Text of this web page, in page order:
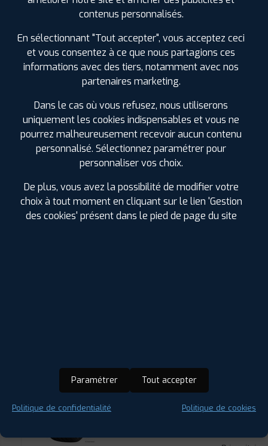
ⓘ C A B
100.90
FAIRE INSTALLER CE
PNEU
TRACMAX
CODE EAN : 6958460911081
Été
CODE EAN : 8935341218581
Été
contenus personnalisés.
En sélectionnant "Tout accepter", vous acceptez ceci
et vous consentez à ce que nous partagions ces
informations avec des tiers, notamment avec nos
partenaires marketing.
Dans le cas où vous refusez, nous utiliserons
uniquement les cookies indispensables et vous ne
pourrez malheureusement recevoir aucun contenu
personnalisé. Sélectionnez paramétrer pour
personnaliser vos choix.
De plus, vous avez la possibilité de modifier votre
choix à tout moment en cliquant sur le lien 'Gestion
des cookies' présent dans le pied de page du site
Paramétrer Tout accepter
Politique de confidentialité Politique de cookies